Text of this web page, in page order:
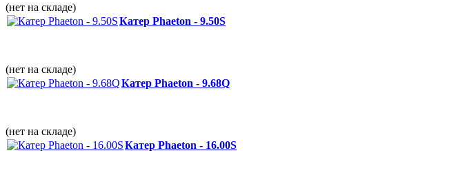
(нет на складе)
Катер Phaeton - 9.50S
(нет на складе)
Катер Phaeton - 9.68Q
(нет на складе)
Катер Phaeton - 16.00S